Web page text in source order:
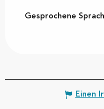
Gesprochene
Gesprochene
Einen